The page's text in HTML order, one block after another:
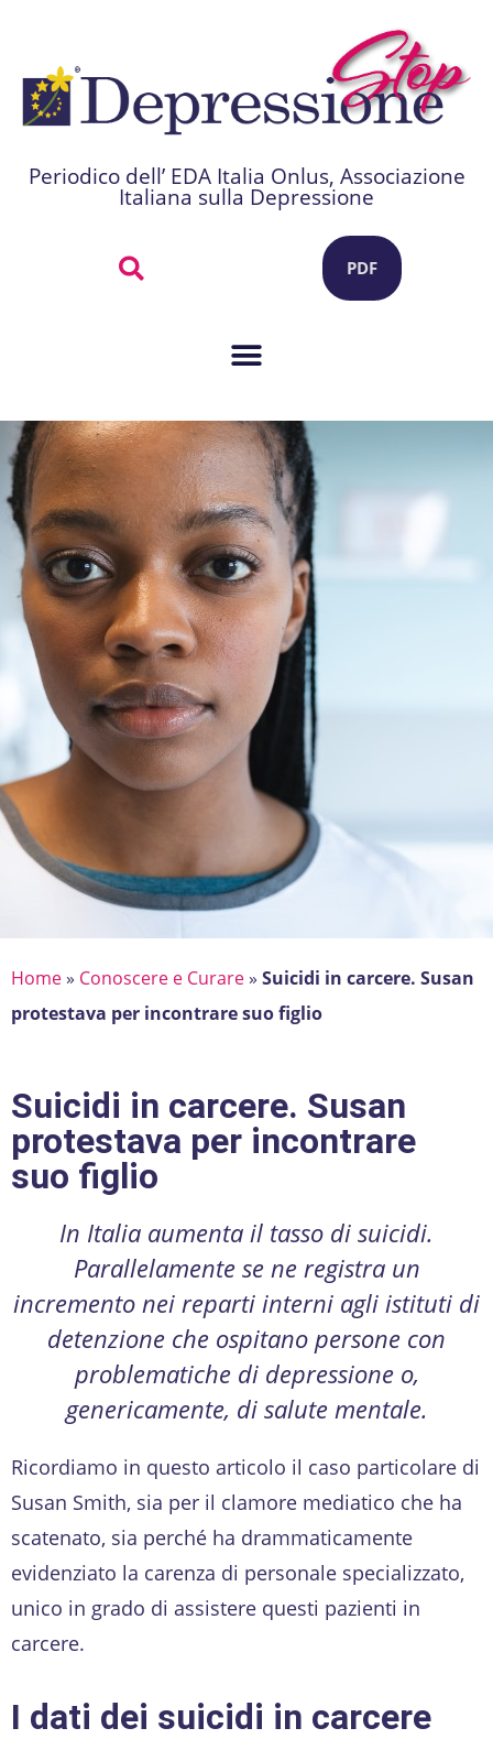
Periodico dell’ EDA Italia Onlus, Associazione
Italiana sulla Depressione
PDF
Home» Conoscere e Curare» Suicidi in carcere. Susan
protestava per incontrare suo figlio
Suicidi in carcere. Susan
protestava per incontrare
suo figlio
In Italia aumenta il tasso di suicidi.
Parallelamente se ne registra un
incremento nei reparti interni agli istituti di
detenzione che ospitano persone con
problematiche di depressione o,
genericamente, di salute mentale.
Ricordiamo in questo articolo il caso particolare di
Susan Smith, sia per il clamore mediatico che ha
scatenato, sia perché ha drammaticamente
evidenziato la carenza di personale specializzato,
unico in grado di assistere questi pazienti in
carcere.
I dati dei suicidi in carcere